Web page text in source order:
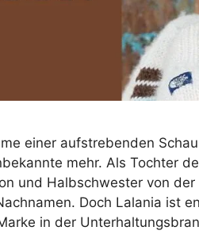
einer aufstrebenden
mehr. Als Tochter
und Halbschwester von
Doch Lalania ist
in der